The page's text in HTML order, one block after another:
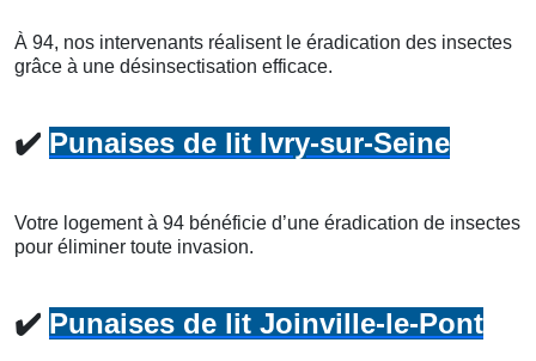
À 94, nos intervenants réalisent le éradication des insectes
grâce à une désinsectisation efficace.
✔️ Punaises de lit Ivry-sur-Seine
Votre logement à 94 bénéficie d’une éradication de insectes
pour éliminer toute invasion.
✔️ Punaises de lit Joinville-le-Pont